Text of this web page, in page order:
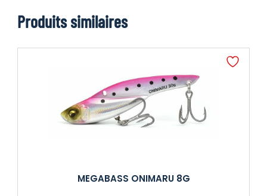
Produits similaires
MEGABASS ONIMARU 8G